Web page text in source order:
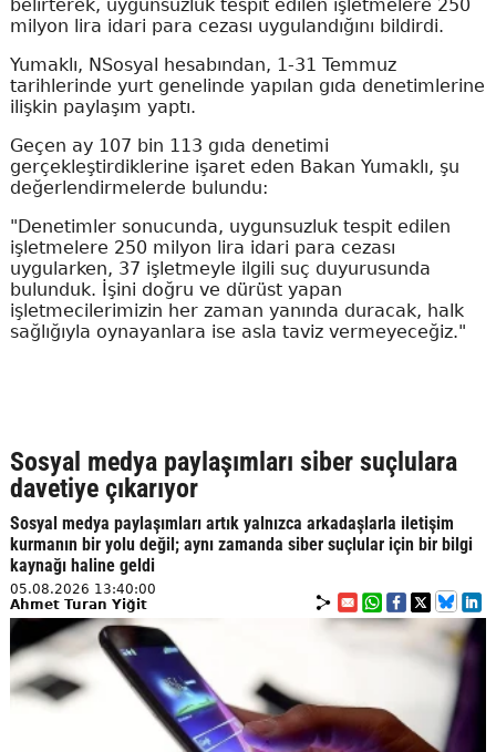
belirterek, uygunsuzluk tespit edilen işletmelere 250
milyon lira idari para cezası uygulandığını bildirdi.
Yumaklı, NSosyal hesabından, 1-31 Temmuz
tarihlerinde yurt genelinde yapılan gıda denetimlerine
ilişkin paylaşım yaptı.
Geçen ay 107 bin 113 gıda denetimi
gerçekleştirdiklerine işaret eden Bakan Yumaklı, şu
değerlendirmelerde bulundu:
"Denetimler sonucunda, uygunsuzluk tespit edilen
işletmelere 250 milyon lira idari para cezası
uygularken, 37 işletmeyle ilgili suç duyurusunda
bulunduk. İşini doğru ve dürüst yapan
işletmecilerimizin her zaman yanında duracak, halk
sağlığıyla oynayanlara ise asla taviz vermeyeceğiz."
Sosyal medya paylaşımları siber suçlulara
davetiye çıkarıyor
Sosyal medya paylaşımları artık yalnızca arkadaşlarla iletişim
kurmanın bir yolu değil; aynı zamanda siber suçlular için bir bilgi
kaynağı haline geldi
05.08.2026 13:40:00
Ahmet Turan Yiğit